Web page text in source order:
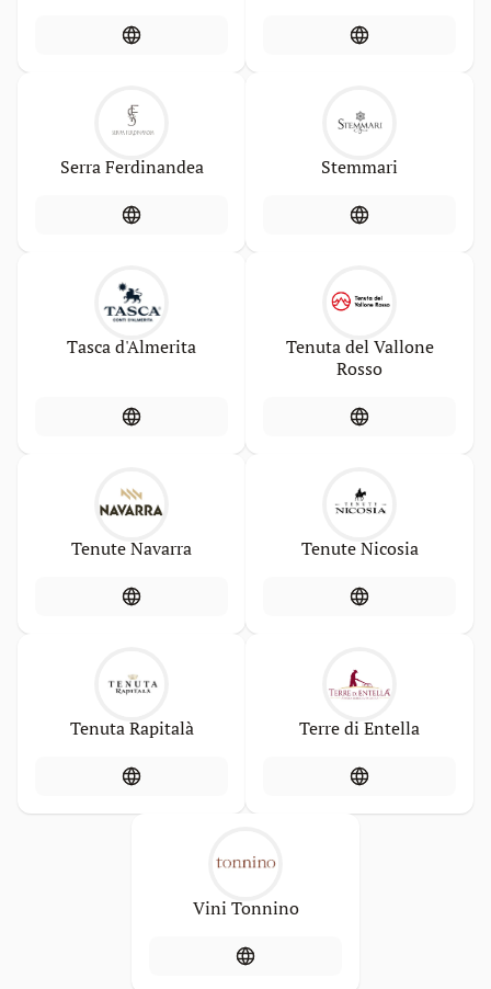
Serra Ferdinandea Stemmari
Tasca d'Almerita
Tenuta del Vallone
Rosso
Tenute Navarra Tenute Nicosia
Tenuta Rapitalà Terre di Entella
Vini Tonnino